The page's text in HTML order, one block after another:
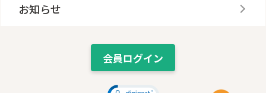
お知らせ
会員ログイン